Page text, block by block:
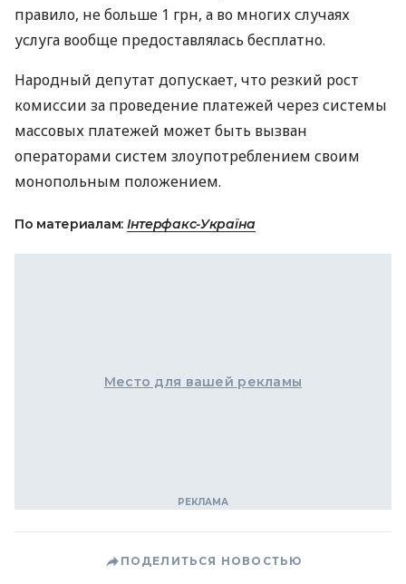
правило, не больше 1 грн, а во многих случаях
услуга вообще предоставлялась бесплатно.
Народный депутат допускает, что резкий рост
комиссии за проведение платежей через системы
массовых платежей может быть вызван
операторами систем злоупотреблением своим
монопольным положением.
По материалам: Інтерфакс-Україна
Место для вашей рекламы
ПОДЕЛИТЬСЯ НОВОСТЬЮ